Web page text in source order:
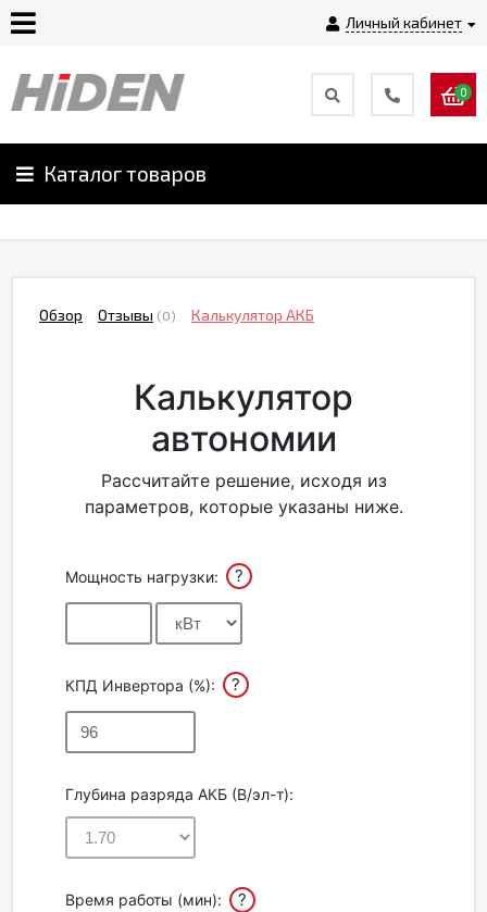
Личный кабинет
Главная
О
Оплата
Партнерам
Контакты
0
Каталог товаров
Обзор Отзывы (0) Калькулятор АКБ
Калькулятор
автономии
Рассчитайте решение, исходя из
параметров, которые указаны ниже.
Мощность нагрузки: ?
КПД Инвертора (%): ?
Глубина разряда АКБ (В/эл-т):
Время работы (мин): ?